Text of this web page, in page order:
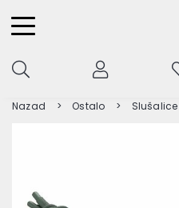
Nazad Ostalo